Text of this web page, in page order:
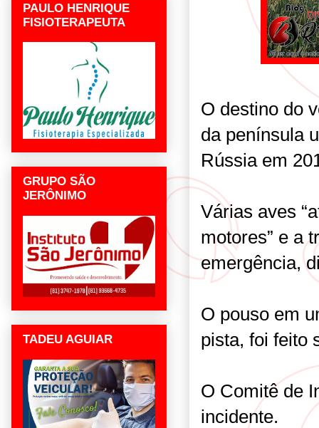
O destino do
da península
Rússia em
Várias aves
motores” e a
emergência,
O pouso em
pista, foi feito
O Comitê de
incidente.
PAULO HENRIQUE
FISIOTERAPEUTA
GRUPO SÃO
JERÔNIMO
TADEU AGUIAR